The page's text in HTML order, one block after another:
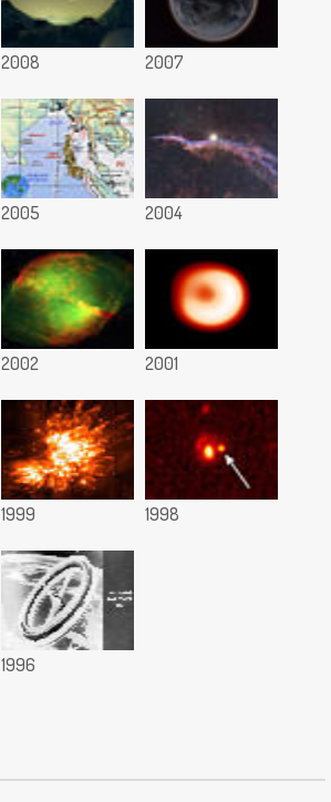
2008 2007
2005 2004
2002 2001
1999 1998
1996